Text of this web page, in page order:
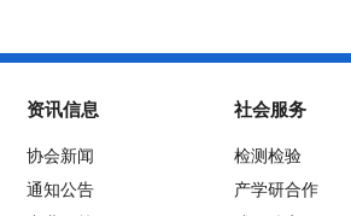
资讯信息
协会新闻
通知公告
社会服务
检测检验
产学研合作